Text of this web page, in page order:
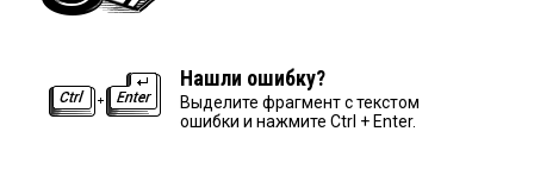
Нашли ошибку?
Выделите фрагмент с текстом
ошибки и нажмите Ctrl + Enter.